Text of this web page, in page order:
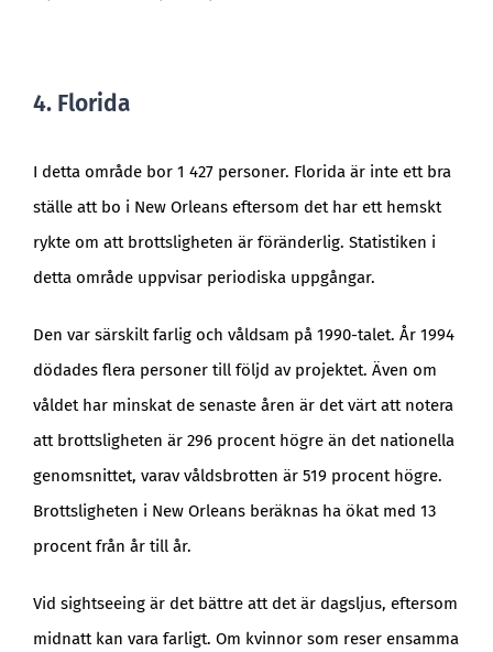
4. Florida
I detta område bor 1 427 personer. Florida är inte ett bra
ställe att bo i New Orleans eftersom det har ett hemskt
rykte om att brottsligheten är föränderlig. Statistiken i
detta område uppvisar periodiska uppgångar.
Den var särskilt farlig och våldsam på 1990-talet. År 1994
dödades flera personer till följd av projektet. Även om
våldet har minskat de senaste åren är det värt att notera
att brottsligheten är 296 procent högre än det nationella
genomsnittet, varav våldsbrotten är 519 procent högre.
Brottsligheten i New Orleans beräknas ha ökat med 13
procent från år till år.
Vid sightseeing är det bättre att det är dagsljus, eftersom
midnatt kan vara farligt. Om kvinnor som reser ensamma